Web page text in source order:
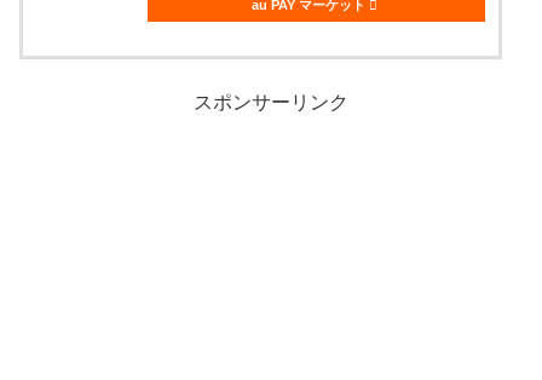
au PAY マーケット
スポンサーリンク